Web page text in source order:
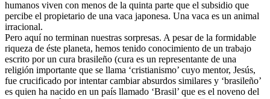
humanos viven con menos de la quinta parte que el subsidio que
percibe el propietario de una vaca japonesa. Una vaca es un animal
irracional.
Pero aquí no terminan nuestras sorpresas. A pesar de la formidable
riqueza de éste planeta, hemos tenido conocimiento de un trabajo
escrito por un cura brasileño (cura es un representante de una
religión importante que se llama ‘cristianismo’ cuyo mentor, Jesús,
fue crucificado por intentar cambiar absurdos similares y ‘brasileño’
es quien ha nacido en un país llamado ‘Brasil’ que es el noveno del